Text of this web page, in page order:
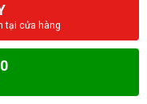
tại cửa hàng